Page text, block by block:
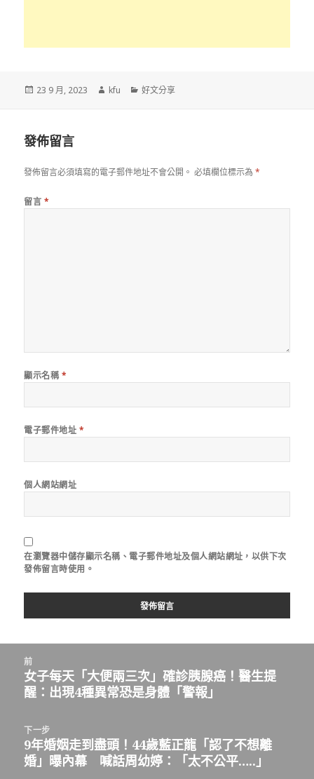
發
23 9 月, 2023
作
kfu
分
好文分享
發佈留言
發佈留言必須填寫的電子郵件地址不會公開。 必填欄位標示為*
留言 *
顯示名稱 *
電子郵件地址 *
個人網站網址
在瀏覽器中儲存顯示名稱、電子郵件地址及個人網站網址，以供下次
發佈留言時使用。
前
上
一
文
章：
女子每天「大便兩三次」確診胰腺癌！醫生提
醒：出現4種異常恐是身體「警報」
下一步
下
一
9年婚姻走到盡頭！44歲藍正龍「認了不想離
婚」曝內幕 喊話周幼婷：「太不公平…..」